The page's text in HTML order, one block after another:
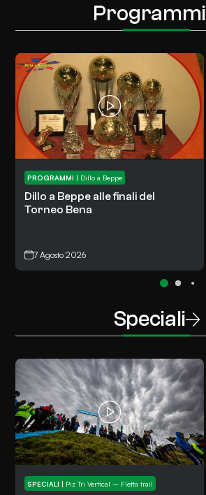
Programmi
PROGRAMMI Dillo a Beppe
Dillo a Beppe alle finali del
Torneo Bena
7 Agosto 2026
Speciali
SPECIALI | Piz Tri Vertical – Fletta trail